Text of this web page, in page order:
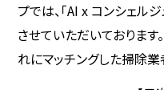
プでは、「AI x コンシェル
させていただいております
れにマッチングした掃除